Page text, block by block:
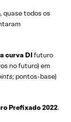
quase todos os
curva DIfuturo
no futuro) em
pontos-base)
Prefixado 2022.